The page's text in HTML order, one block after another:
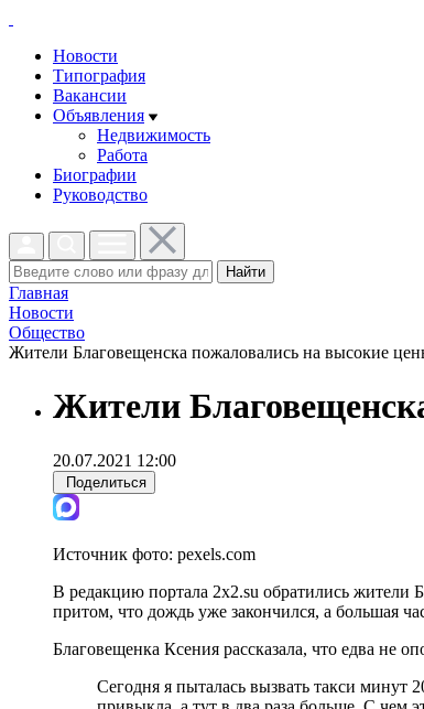
Новости
Типография
Вакансии
Объявления
Недвижимость
Работа
Биографии
Руководство
Найти
Главная
Новости
Общество
Жители Благовещенска пожаловались на высокие
Жители
20.07.2021 12:00
Поделиться
Источник фото: pexels.com
В редакцию портала 2x2.su обратились жители
притом, что дождь уже закончился, а большая
Благовещенка Ксения рассказала, что едва не
Сегодня я пыталась вызвать такси минут